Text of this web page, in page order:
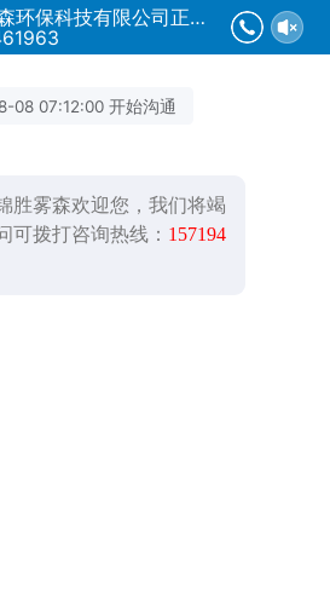
锦胜雾森环保科技有限公司正在为您服务
08 07:12:00 开始沟通
胜雾森欢迎您，我们将竭
可拨打咨询热线： 157194